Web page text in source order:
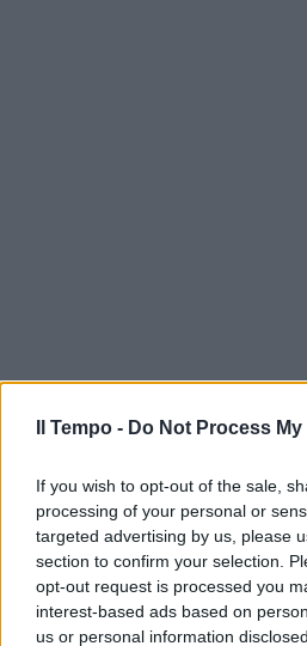
Il Tempo - Do Not Process
If you wish to opt-out of the sale,
processing of your personal or
targeted advertising by us, please
section to confirm your selection.
opt-out request is processed you
interest-based ads based on
us or personal information